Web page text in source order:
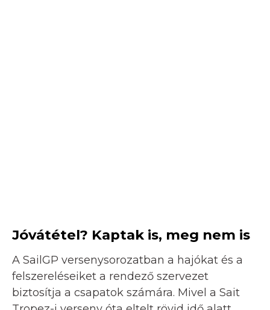
Jóvátétel? Kaptak is, meg nem is
A SailGP versenysorozatban a hajókat és a
felszereléseiket a rendező szervezet
biztosítja a csapatok számára. Mivel a Sait